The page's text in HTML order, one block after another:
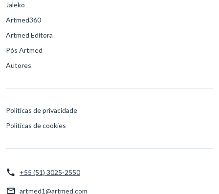
Jaleko
Artmed360
Artmed Editora
Pós Artmed
Autores
Políticas de privacidade
Políticas de cookies
+55 (51) 3025-2550
artmed1@artmed.com